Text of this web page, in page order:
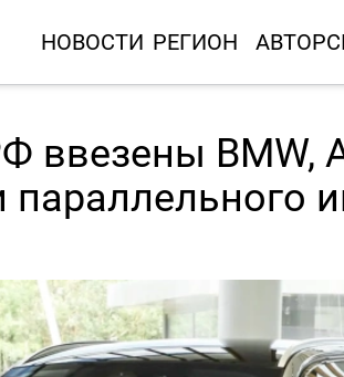
НОВОСТИ РЕГИОН
ввезены BMW,